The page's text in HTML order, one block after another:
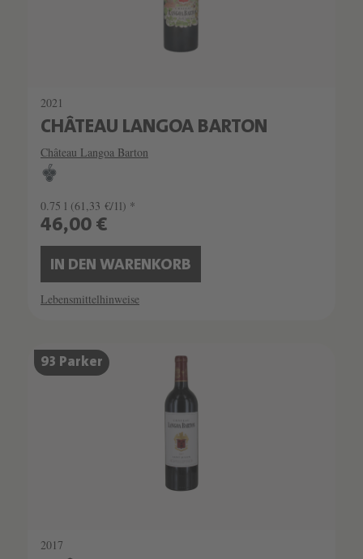
2021
CHÂTEAU LANGOA BARTON
Château Langoa Barton
0.75 l (61,33 €/1l) *
46,00 €
IN DEN WARENKORB
Lebensmittelhinweise
93 Parker
2017